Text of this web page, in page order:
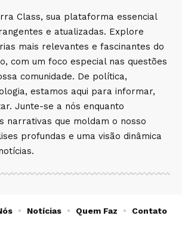
Class, sua plataforma essencial
e atualizadas. Explore
mais relevantes e fascinantes do
com um foco especial nas questões
comunidade. De política,
estamos aqui para informar,
Junte-se a nós enquanto
narrativas que moldam o nosso
profundas e uma visão dinâmica
Notícias Quem Faz Contato